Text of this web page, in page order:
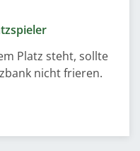
Platz steht, sollte
nicht frieren.